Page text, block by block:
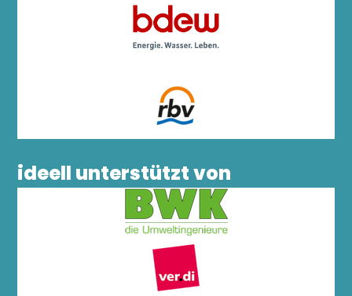
ideell unterstützt von